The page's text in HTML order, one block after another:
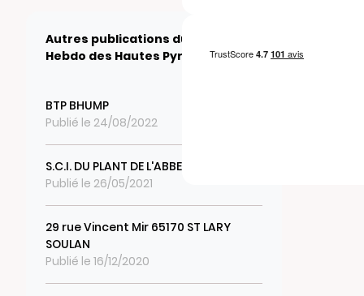
Autres publications du journal
Hebdo des Hautes Pyrénées
BTP BHUMP
Publié le 24/08/2022
S.C.I. DU PLANT DE L'ABBE CLERCQ
Publié le 26/05/2021
29 rue Vincent Mir 65170 ST LARY
SOULAN
Publié le 16/12/2020